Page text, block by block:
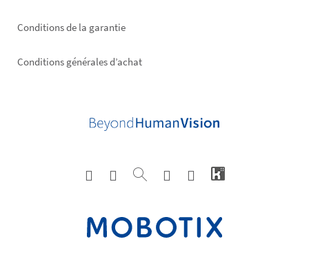
Conditions de la garantie
Conditions générales d’achat